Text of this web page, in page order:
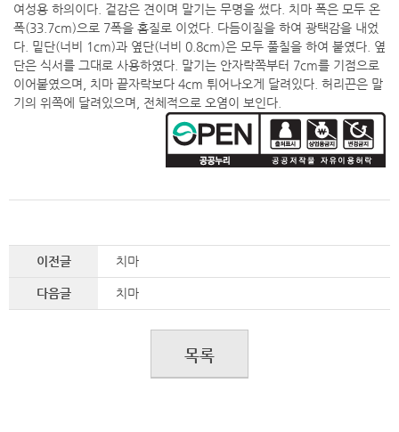
여성용 하의이다. 겉감은 견이며 말기는 무명을 썼다. 치마 폭은 모두 온
폭(33.7cm)으로 7폭을 홈질로 이었다. 다듬이질을 하여 광택감을 내었
다. 밑단(너비 1cm)과 옆단(너비 0.8cm)은 모두 풀칠을 하여 붙였다. 옆
단은 식서를 그대로 사용하였다. 말기는 안자락쪽부터 7cm를 기점으로
이어붙였으며, 치마 끝자락보다 4cm 튀어나오게 달려있다. 허리끈은 말
기의 위쪽에 달려있으며, 전체적으로 오염이 보인다.
이전글 치마
다음글 치마
목록